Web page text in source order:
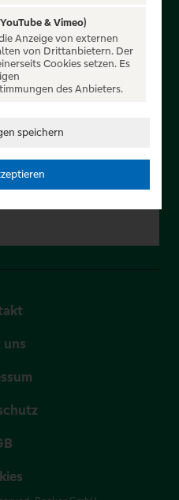
Banken. Auf unserem
für atemberaubende
die Fußball-Bundesliga sowie
League.
uns
& Vimeo)
Anzeige von externen
von Drittanbietern. Der
Cookies setzen. Es
des Anbieters.
speichern